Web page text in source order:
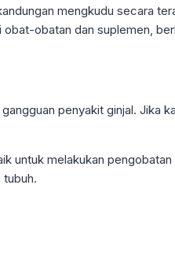
mengkudu secara
obatan dan suplemen,
penyakit ginjal. Jika
untuk melakukan